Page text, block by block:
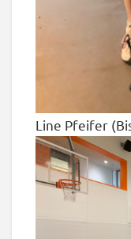
Line Pfeifer